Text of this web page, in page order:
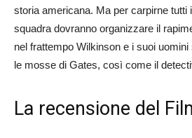
storia americana. Ma per carpirne tutti
squadra dovranno organizzare il
nel frattempo Wilkinson e i suoi
le mosse di Gates, così come il
La recensione del